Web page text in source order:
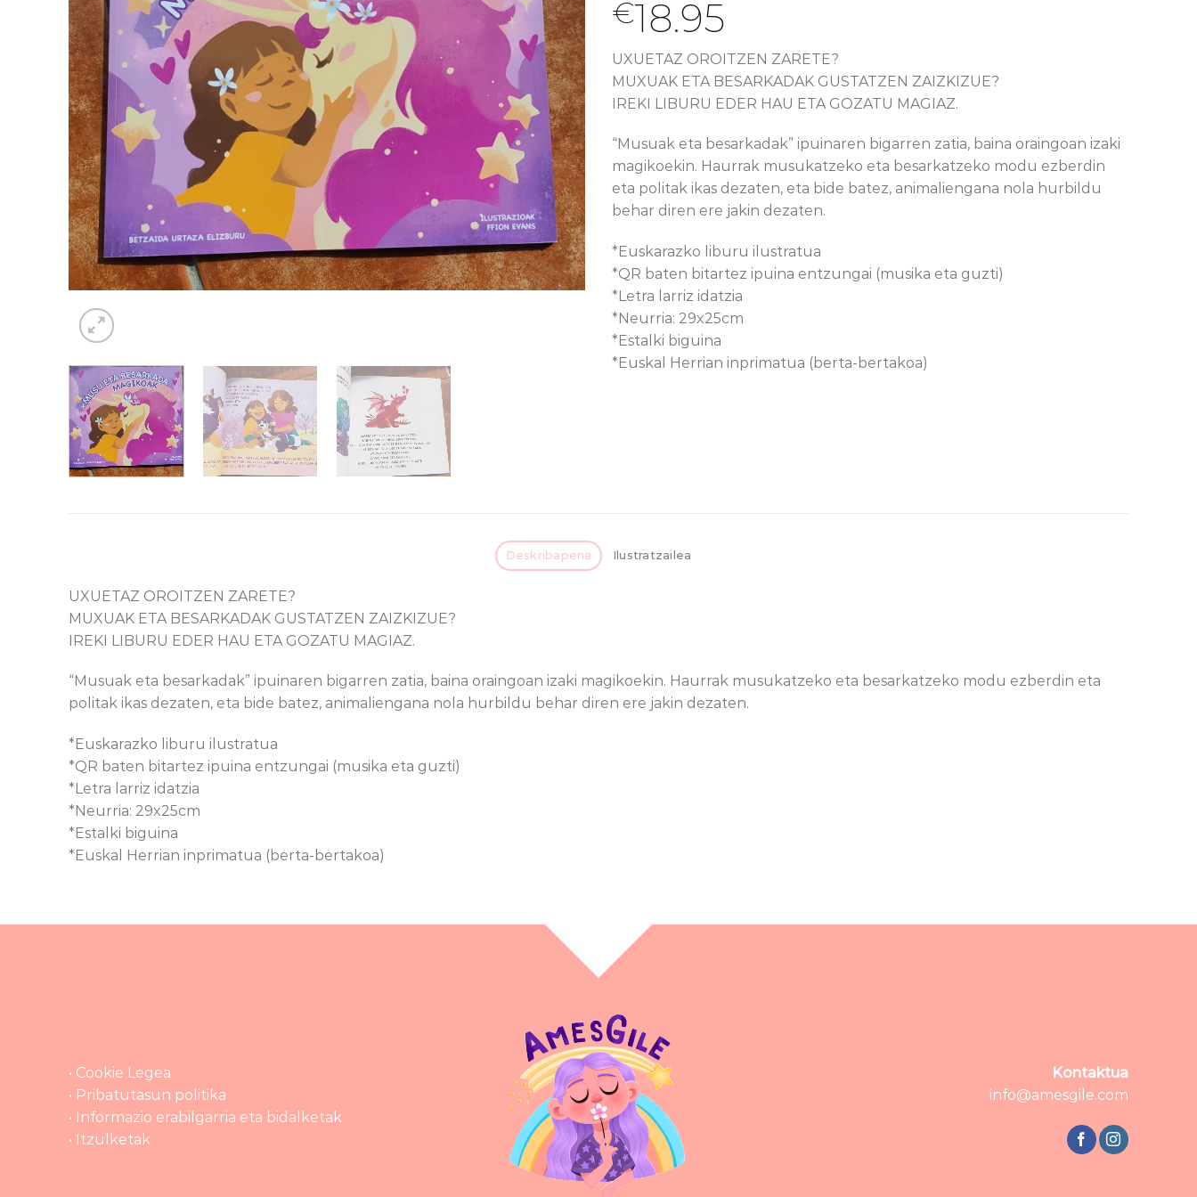
€18.95
UXUETAZ OROITZEN ZARETE?
MUXUAK ETA BESARKADAK GUSTATZEN ZAIZKIZUE?
IREKI LIBURU EDER HAU ETA GOZATU MAGIAZ.
“Musuak eta besarkadak” ipuinaren bigarren zatia, baina oraingoan izaki
magikoekin. Haurrak musukatzeko eta besarkatzeko modu ezberdin
eta politak ikas dezaten, eta bide batez, animaliengana nola hurbildu
behar diren ere jakin dezaten.
*Euskarazko liburu ilustratua
*QR baten bitartez ipuina entzungai (musika eta guzti)
*Letra larriz idatzia
*Neurria: 29x25cm
*Estalki biguina
*Euskal Herrian inprimatua (berta-bertakoa)
Deskribapena Ilustratzailea
UXUETAZ OROITZEN ZARETE?
MUXUAK ETA BESARKADAK GUSTATZEN ZAIZKIZUE?
IREKI LIBURU EDER HAU ETA GOZATU MAGIAZ.
“Musuak eta besarkadak” ipuinaren bigarren zatia, baina oraingoan izaki magikoekin. Haurrak musukatzeko eta besarkatzeko modu ezberdin eta
politak ikas dezaten, eta bide batez, animaliengana nola hurbildu behar diren ere jakin dezaten.
*Euskarazko liburu ilustratua
*QR baten bitartez ipuina entzungai (musika eta guzti)
*Letra larriz idatzia
*Neurria: 29x25cm
*Estalki biguina
*Euskal Herrian inprimatua (berta-bertakoa)
• Cookie Legea
• Pribatutasun politika
• Informazio erabilgarria eta bidalketak
• Itzulketak
Kontaktua
info@amesgile.com